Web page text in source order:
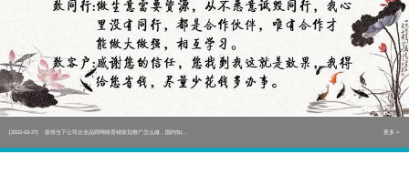
[2022-05-29] 实体门店如何做网络推广吸引客户，实体店网络营销技巧... 更多 >
[2022-05-04] 污水处理设备厂家产品如何做网络推广（污水处理项目网... 更多 >
[2022-03-27] 疫情当下公司企业品牌网络营销策划推广怎么做，国内知... 更多 >